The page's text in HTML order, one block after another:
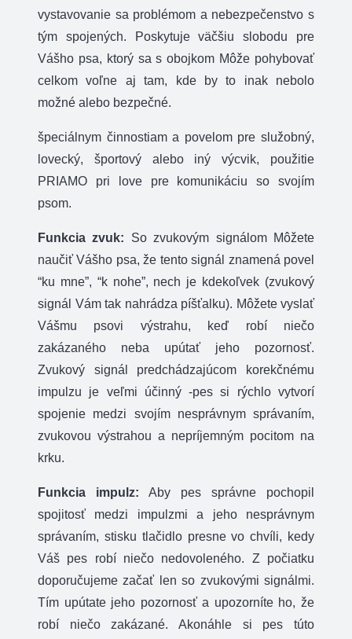
vystavovanie sa problémom a nebezpečenstvo s
tým spojených. Poskytuje väčšiu slobodu pre
Vášho psa, ktorý sa s obojkom Môže pohybovať
celkom voľne aj tam, kde by to inak nebolo
možné alebo bezpečné.
špeciálnym činnostiam a povelom pre služobný,
lovecký, športový alebo iný výcvik, použitie
PRIAMO pri love pre komunikáciu so svojím
psom.
Funkcia zvuk: So zvukovým signálom Môžete
naučiť Vášho psa, že tento signál znamená povel
“ku mne”, “k nohe”, nech je kdekoľvek (zvukový
signál Vám tak nahrádza píšťalku). Môžete vyslať
Vášmu psovi výstrahu, keď robí niečo
zakázaného neba upútať jeho pozornosť.
Zvukový signál predchádzajúcom korekčnému
impulzu je veľmi účinný -pes si rýchlo vytvorí
spojenie medzi svojím nesprávnym správaním,
zvukovou výstrahou a nepríjemným pocitom na
krku.
Funkcia impulz: Aby pes správne pochopil
spojitosť medzi impulzmi a jeho nesprávnym
správaním, stisku tlačidlo presne vo chvíli, kedy
Váš pes robí niečo nedovoleného. Z počiatku
doporučujeme začať len so zvukovými signálmi.
Tím upútate jeho pozornosť a upozorníte ho, že
robí niečo zakázané. Akonáhle si pes túto